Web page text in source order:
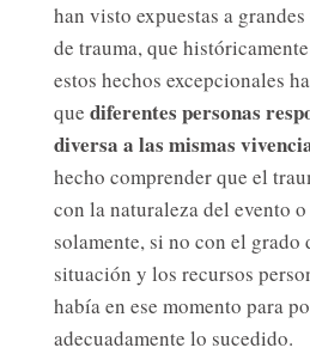
han visto expuestas a
de trauma, que
estos hechos excepcionales
que diferentes personas
diversa a las mismas
hecho comprender que el
con la naturaleza del evento
solamente, si no con el grado
situación y los recursos
había en ese momento para
adecuadamente lo sucedido.